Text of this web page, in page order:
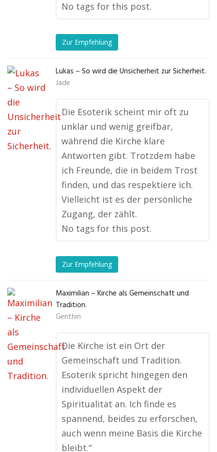
No tags for this post.
Zur Empfehlung
Lukas – So wird die Unsicherheit zur Sicherheit.
Jade
Die Esoterik scheint mir oft zu
unklar und wenig greifbar,
während die Kirche klare
Antworten gibt. Trotzdem habe
ich Freunde, die in beidem Trost
finden, und das respektiere ich.
Vielleicht ist es der persönliche
Zugang, der zählt.
No tags for this post.
Zur Empfehlung
Maximilian – Kirche als Gemeinschaft und
Tradition.
Genthin
Die Kirche ist ein Ort der
Gemeinschaft und Tradition.
Esoterik spricht hingegen den
individuellen Aspekt der
Spiritualität an. Ich finde es
spannend, beides zu erforschen,
auch wenn meine Basis die Kirche
bleibt.“